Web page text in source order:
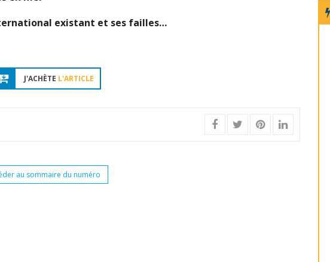
existant et ses failles…
J'ACHÈTE L'ARTICLE
au sommaire du numéro